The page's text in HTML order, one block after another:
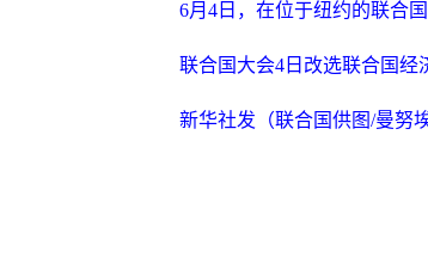
6月4日，在位于纽约的联合
联合国大会4日改选联合国经
新华社发（联合国供图/曼努